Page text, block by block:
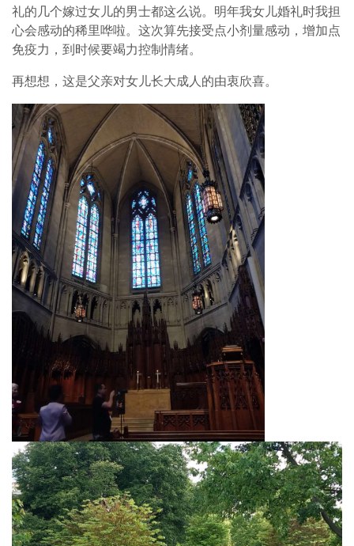
礼的几个嫁过女儿的男士都这么说。明年我女儿婚礼时我担
心会感动的稀里哗啦。这次算先接受点小剂量感动，增加点
免疫力，到时候要竭力控制情绪。
再想想，这是父亲对女儿长大成人的由衷欣喜。